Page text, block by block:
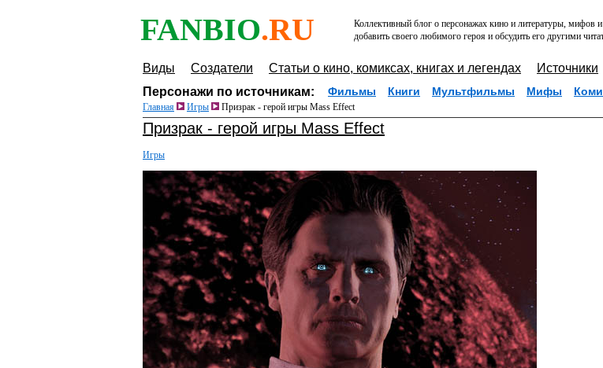
FANBIO.RU
Коллективный блог о персонажах кино и литературы,
добавить своего любимого героя и обсудить его другими
Виды Создатели Статьи о кино, комиксах, книгах и легендах
Источники
Персонажи по источникам:
Фильмы Книги Мультфильмы Мифы
Главная Игры Призрак - герой игры Mass Effect
Призрак - герой игры Mass Effect
Игры